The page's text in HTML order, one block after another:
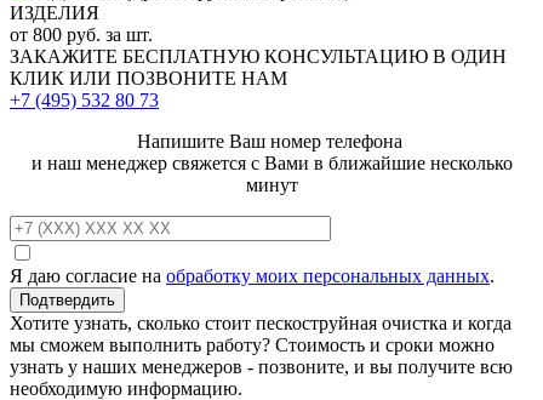
ИЗДЕЛИЯ
от 800 руб. за шт.
ЗАКАЖИТЕ БЕСПЛАТНУЮ КОНСУЛЬТАЦИЮ В ОДИН
КЛИК ИЛИ ПОЗВОНИТЕ НАМ
+7 (495) 532 80 73
Напишите Ваш номер телефона
и наш менеджер свяжется с Вами в ближайшие несколько
минут
Я даю согласие на обработку моих персональных данных.
Хотите узнать, сколько стоит пескоструйная очистка и когда
мы сможем выполнить работу? Стоимость и сроки можно
узнать у наших менеджеров - позвоните, и вы получите всю
необходимую информацию.